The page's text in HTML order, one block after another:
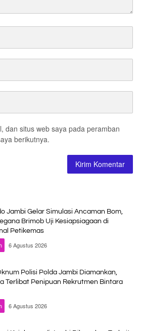
dan situs web saya pada peramban
berikutnya.
Jambi Gelar Simulasi Ancaman Bom,
Brimob Uji Kesiapsiagaan di
Petikemas
6 Agustus 2026
Polisi Polda Jambi Diamankan,
Terlibat Penipuan Rekrutmen Bintara
6 Agustus 2026